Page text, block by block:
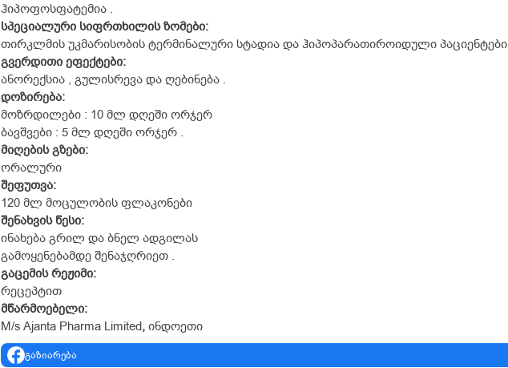
ჰიპოფოსფატემია .
სპეციალური სიფრთხილისზომები:
თირკლმის უკმარისობის ტერმინალური სტადია და ჰიპოპარათიროიდული პაციენტები
გვერდითი ეფექტები:
ანორექსია , გულისრევა და ღებინება .
დოზირება:
მოზრდილები : 10 მლ დღეში ორჯერ
ბავშვები : 5 მლ დღეში ორჯერ .
მიღებისგზები:
ორალური
შეფუთვა:
120 მლ მოცულობის ფლაკონები
შენახვის წესი:
ინახება გრილ და ბნელ ადგილას
გამოყენებამდე შენაჯღრიეთ .
გაცემისრეჟიმი:
რეცეპტით
მწარმოებელი:
M/s Ajanta Pharma Limited, ინდოეთი
გაზიარება